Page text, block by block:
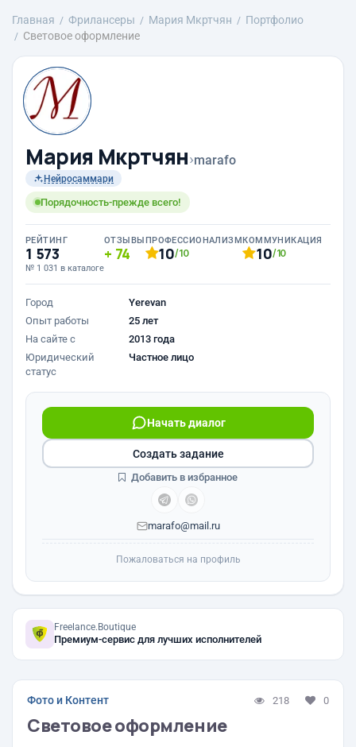
Главная Фрилансеры Mария Мкртчян
Портфолио
Световое оформление
Mария Мкртчян›marafo
Нейросаммари
Порядочность-прежде всего!
РЕЙТИНГ
1 573
№ 1 031 в каталоге
ОТЗЫВЫ
74
ПРОФЕССИОНАЛИЗМ
10/10
КОММУНИКАЦИЯ
10/10
Город
Yerevan
Опыт работы
25 лет
На сайте с
2013 года
Юридический
статус
Частное лицо
Начать диалог
marafo@mail.ru
Создать задание
Добавить в избранное
Пожаловаться на профиль
Freelance.Boutique
Премиум-сервис для лучших исполнителей
Фото и Контент 218 0
Световое оформление